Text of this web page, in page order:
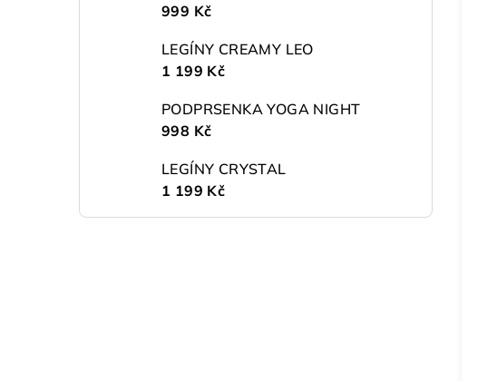
999 Kč
LEGÍNY CREAMY LEO
1 199 Kč
PODPRSENKA YOGA NIGHT
998 Kč
LEGÍNY CRYSTAL
1 199 Kč